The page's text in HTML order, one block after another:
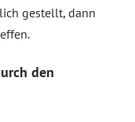
gestellt, dann
den